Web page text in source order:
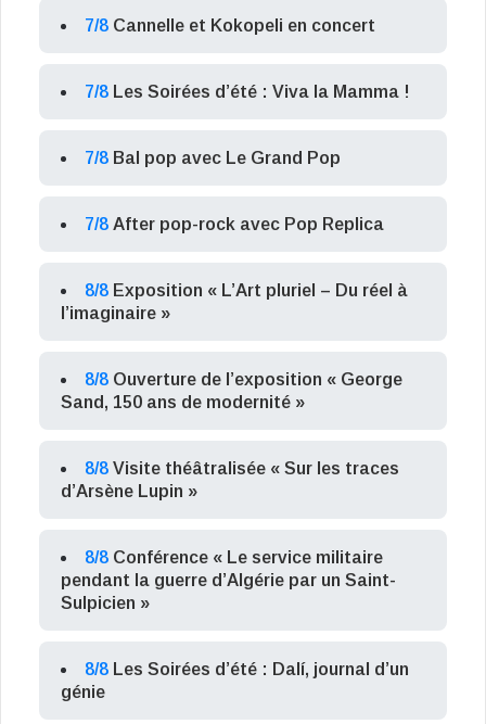
7/8 Cannelle et Kokopeli en concert
7/8 Les Soirées d’été : Viva la Mamma !
7/8 Bal pop avec Le Grand Pop
7/8 After pop-rock avec Pop Replica
8/8 Exposition « L’Art pluriel – Du réel à
l’imaginaire »
8/8 Ouverture de l’exposition « George
Sand, 150 ans de modernité »
8/8 Visite théâtralisée « Sur les traces
d’Arsène Lupin »
8/8 Conférence « Le service militaire
pendant la guerre d’Algérie par un Saint-
Sulpicien »
8/8 Les Soirées d’été : Dalí, journal d’un
génie